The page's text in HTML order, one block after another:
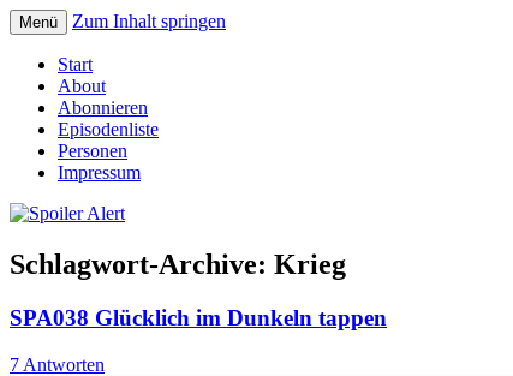
Spoiler Alert
Menü Zum Inhalt springen
Start
About
Abonnieren
Episodenliste
Personen
Impressum
Schlagwort-Archive: Krieg
SPA038 Glücklich im Dunkeln tappen
7 Antworten